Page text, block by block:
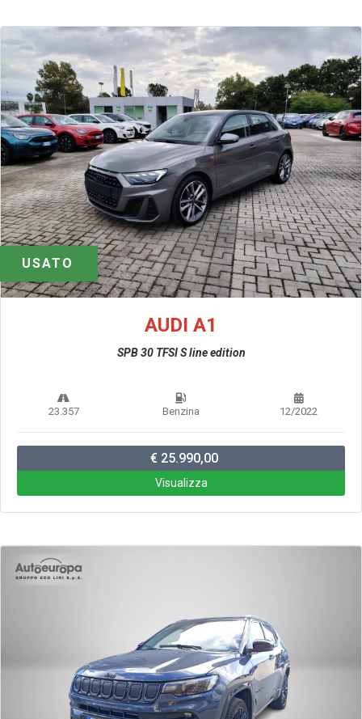
USATO
AUDI A1
SPB 30 TFSI S line edition
23.357 Benzina 12/2022
€ 25.990,00
Visualizza